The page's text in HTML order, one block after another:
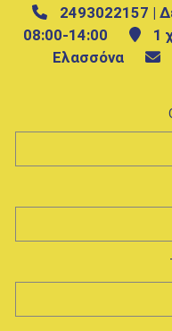
2493022157 |
08:00-14:00
1
Ελασσόνα